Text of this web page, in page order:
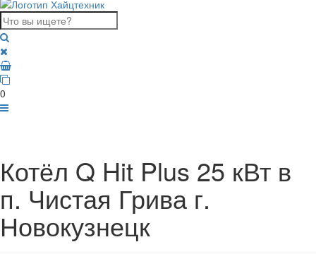
0
Котёл Q Hit Plus 25 кВт в
п. Чистая Грива г.
Новокузнецк